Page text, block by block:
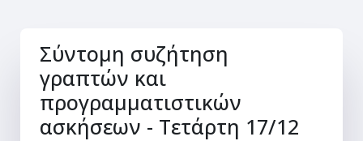
Σύντομη συζήτηση
γραπτών και
προγραμματιστικών
ασκήσεων - Τετάρτη 17/12